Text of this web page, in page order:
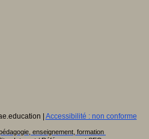
| Accessibilité : non conforme
enseignement, formation